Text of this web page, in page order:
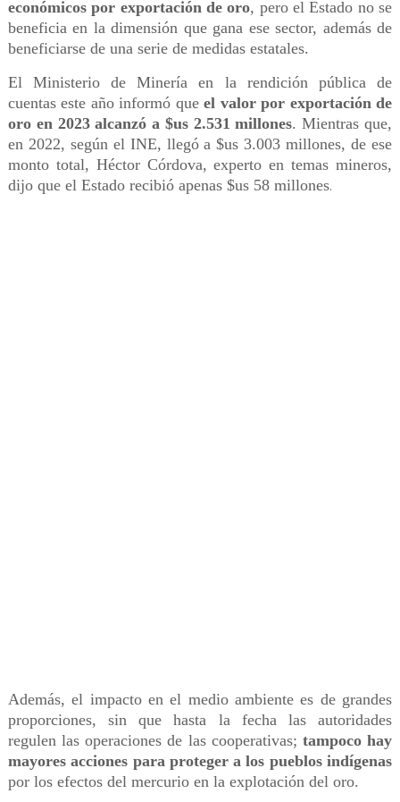
económicos por exportación de oro, pero el Estado no se
beneficia en la dimensión que gana ese sector, además de
beneficiarse de una serie de medidas estatales.
El Ministerio de Minería en la rendición pública de
cuentas este año informó queel valor por exportación de
oro en 2023 alcanzó a $us 2.531 millones. Mientras que,
en 2022, según el INE, llegó a $us 3.003 millones, de ese
monto total, Héctor Córdova, experto en temas mineros,
dijo que el Estado recibió apenas $us 58 millones.
Además, el impacto en el medio ambiente es de grandes
proporciones, sin que hasta la fecha las autoridades
regulen las operaciones de las cooperativas; tampoco hay
mayores acciones para proteger a los pueblos indígenas
por los efectos del mercurio en la explotación del oro.